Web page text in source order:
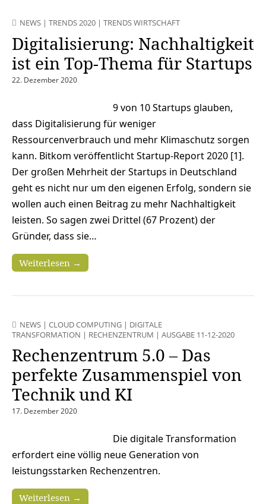
NEWS | TRENDS 2020 | TRENDS WIRTSCHAFT
Digitalisierung: Nachhaltigkeit
ist ein Top-Thema für Startups
22. Dezember 2020
9 von 10 Startups glauben,
dass Digitalisierung für weniger
Ressourcenverbrauch und mehr Klimaschutz sorgen
kann. Bitkom veröffentlicht Startup-Report 2020 [1].
Der großen Mehrheit der Startups in Deutschland
geht es nicht nur um den eigenen Erfolg, sondern sie
wollen auch einen Beitrag zu mehr Nachhaltigkeit
leisten. So sagen zwei Drittel (67 Prozent) der
Gründer, dass sie…
Weiterlesen →
NEWS | CLOUD COMPUTING | DIGITALE
TRANSFORMATION | RECHENZENTRUM | AUSGABE 11-12-2020
Rechenzentrum 5.0 – Das
perfekte Zusammenspiel von
Technik und KI
17. Dezember 2020
Die digitale Transformation
erfordert eine völlig neue Generation von
leistungsstarken Rechenzentren.
Weiterlesen →